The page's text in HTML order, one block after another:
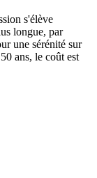
s'élève
longue, par
une sérénité sur
ans, le coût est